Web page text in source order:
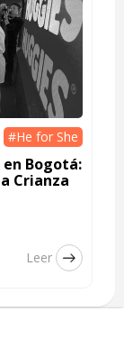
#He for She
Bogotá:
Crianza
Leer